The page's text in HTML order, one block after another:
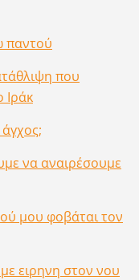
παντού
που
Ιράκ
να αναιρέσουμε
μου φοβάται τον
ειρηνη στον νου